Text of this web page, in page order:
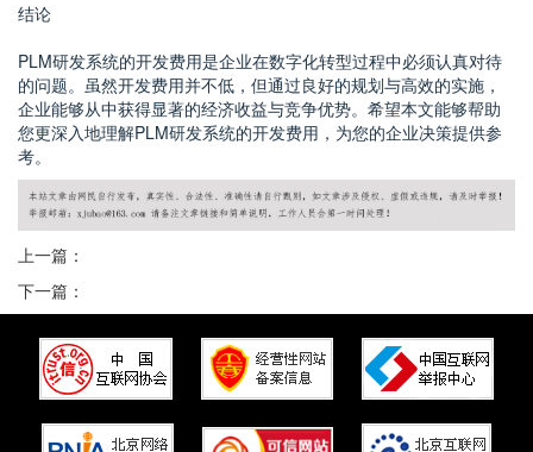
结论
PLM研发系统的开发费用是企业在数字化转型过程中必须认真对待
的问题。虽然开发费用并不低，但通过良好的规划与高效的实施，
企业能够从中获得显著的经济收益与竞争优势。希望本文能够帮助
您更深入地理解PLM研发系统的开发费用，为您的企业决策提供参
考。
上一篇：
下一篇：